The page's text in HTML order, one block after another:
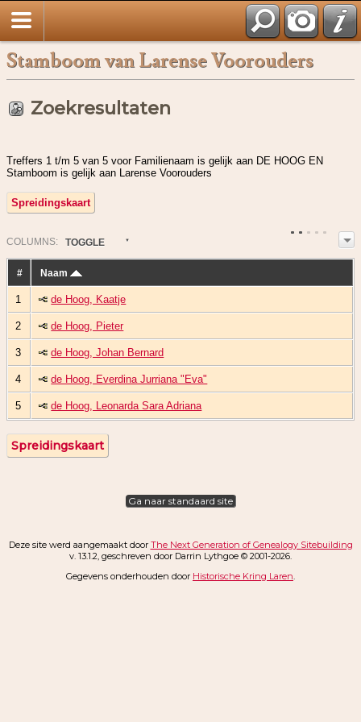
Stamboom van Larense Voorouders
Zoekresultaten
Treffers 1 t/m 5 van 5 voor Familienaam is gelijk aan DE HOOG EN
Stamboom is gelijk aan Larense Voorouders
Spreidingskaart
COLUMN S: TOGGLE
# Naam
1 de Hoog, Kaatje
2 de Hoog, Pieter
3 de Hoog, Johan Bernard
4 de Hoog, Everdina Jurriana "Eva"
5 de Hoog, Leonarda Sara Adriana
Spreidingskaart
Ga naar standaard site
Deze site werd aangemaakt door The Next Generation of Genealogy Sitebuilding
v. 13.1.2, geschreven door Darrin Lythgoe © 2001-2026.
Gegevens onderhouden door Historische Kring Laren.